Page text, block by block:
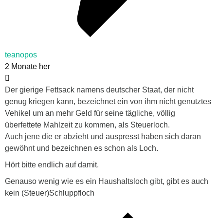
teanopos
2 Monate her
Der gierige Fettsack namens deutscher Staat, der nicht
genug kriegen kann, bezeichnet ein von ihm nicht genutztes
Vehikel um an mehr Geld für seine tägliche, völlig
überfettete Mahlzeit zu kommen, als Steuerloch.
Auch jene die er abzieht und auspresst haben sich daran
gewöhnt und bezeichnen es schon als Loch.
Hört bitte endlich auf damit.
Genauso wenig wie es ein Haushaltsloch gibt, gibt es auch
kein (Steuer)Schluppfloch